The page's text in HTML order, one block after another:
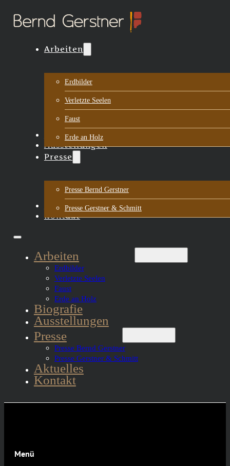
Arbeiten
Erdbilder
Verletzte Seelen
Faust
Erde an Holz
Biografie
Ausstellungen
Presse
Presse Bernd Gerstner
Presse Gerstner & Schmitt
Aktuelles
Kontakt
Arbeiten
Erdbilder
Verletzte Seelen
Faust
Erde an Holz
Biografie
Ausstellungen
Presse
Presse Bernd Gerstner
Presse Gerstner & Schmitt
Aktuelles
Kontakt
Menü